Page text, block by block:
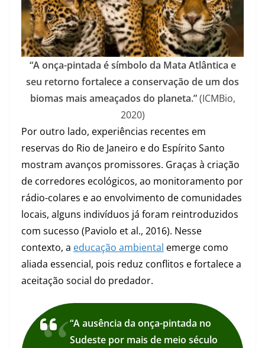
“A onça-pintada é símbolo da Mata Atlântica e
seu retorno fortalece a conservação de um dos
biomas mais ameaçados do planeta.”(ICMBio,
2020)
Por outro lado, experiências recentes em
reservas do Rio de Janeiro e do Espírito Santo
mostram avanços promissores. Graças à criação
de corredores ecológicos, ao monitoramento por
rádio-colares e ao envolvimento de comunidades
locais, alguns indivíduos já foram reintroduzidos
com sucesso (Paviolo et al., 2016). Nesse
contexto, a educação ambiental emerge como
aliada essencial, pois reduz conflitos e fortalece a
aceitação social do predador.
“A ausência da onça-pintada no
Sudeste por mais de meio século